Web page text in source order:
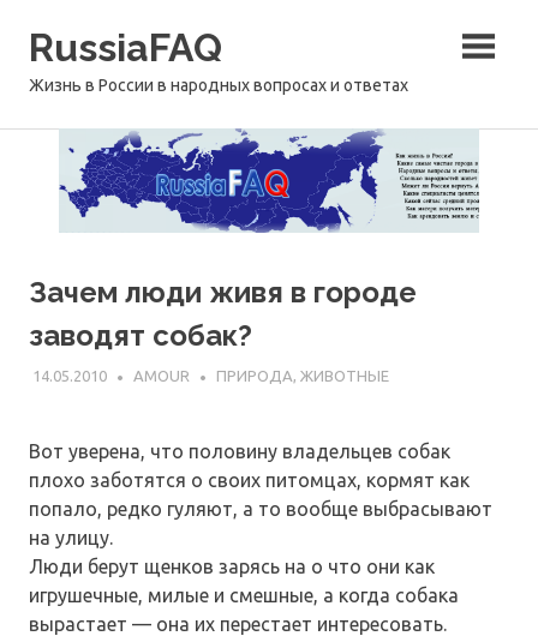
RussiaFAQ
Жизнь в России в народных вопросах и ответах
Зачем люди живя в городе
заводят собак?
14.05.2010 AMOUR ПРИРОДА, ЖИВОТНЫЕ
Вот уверена, что половину владельцев собак
плохо заботятся о своих питомцах, кормят как
попало, редко гуляют, а то вообще выбрасывают
на улицу.
Люди берут щенков зарясь на о что они как
игрушечные, милые и смешные, а когда собака
вырастает — она их перестает интересовать.